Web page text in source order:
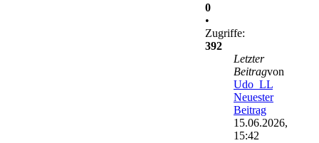
0
•
Zugriffe:
392
Letzter
Beitragvon
Udo_LL
Neuester
Beitrag
15.06.2026,
15:42